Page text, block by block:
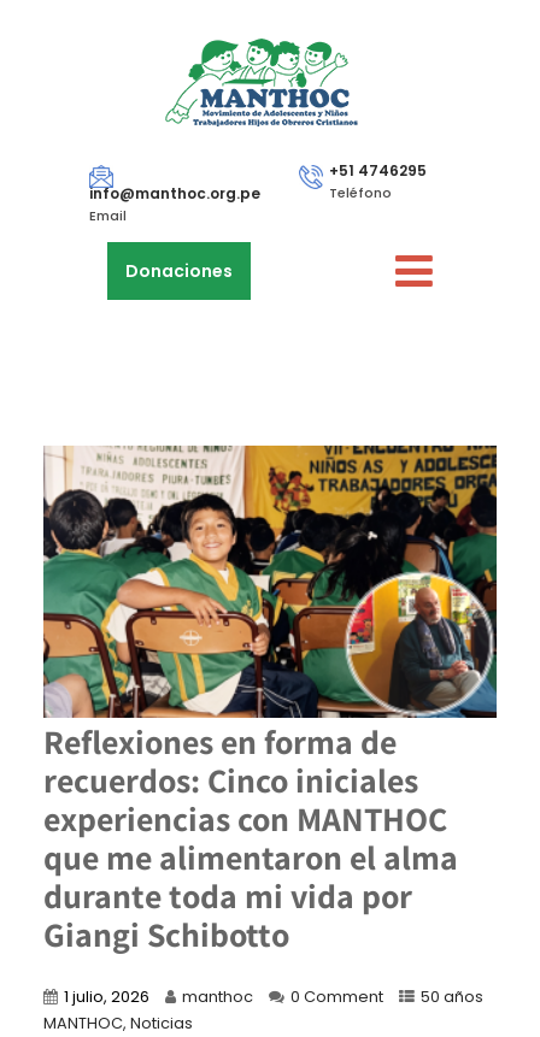
info@manthoc.org.pe
Email
+51 4746295
Teléfono
Donaciones
Reflexiones en forma de
recuerdos: Cinco iniciales
experiencias con MANTHOC
que me alimentaron el alma
durante toda mi vida por
Giangi Schibotto
1 julio, 2026 manthoc 0 Comment
50 años
MANTHOC, Noticias